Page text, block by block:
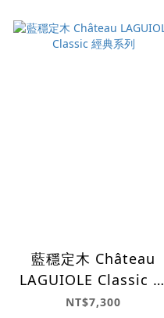
藍穩定木 Château
LAGUIOLE Classic 經
典系列
NT$7,300